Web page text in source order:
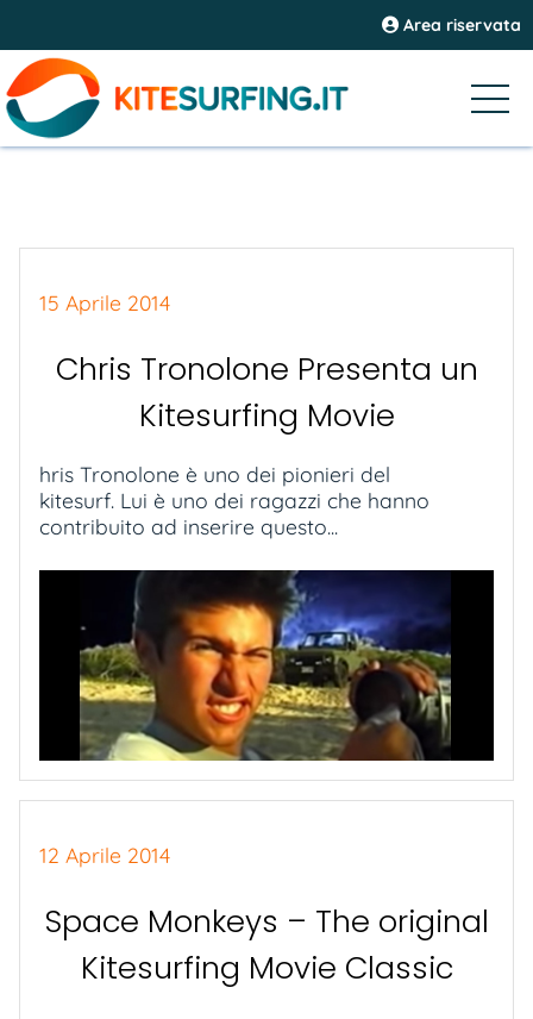
Area riservata
15 Aprile 2014
Chris Tronolone Presenta un
Kitesurfing Movie
hris Tronolone è uno dei pionieri del
kitesurf. Lui è uno dei ragazzi che hanno
contribuito ad inserire questo...
12 Aprile 2014
Space Monkeys – The original
Kitesurfing Movie Classic